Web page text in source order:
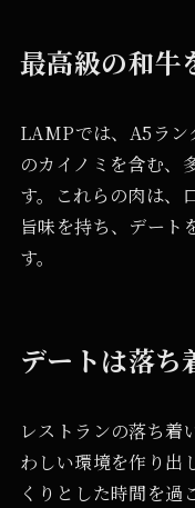
最高級の和牛
LAMPでは、A5ラン
のカイノミを含む、
す。これらの肉は、
旨味を持ち、デート
す。
デートは落ち
レストランの落ち着
わしい環境を作り出
くりとした時間を過